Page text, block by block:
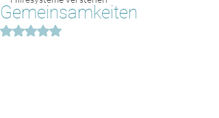
Gemeinsamkeiten
Mit NaN von 5 Sternen bewertet.